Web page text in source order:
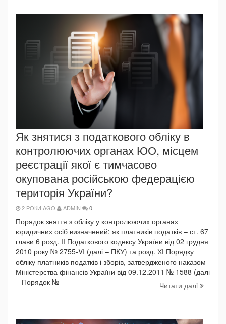
Як знятися з податкового обліку в
контролюючих органах ЮО, місцем
реєстрації якої є тимчасово
окупована російською федерацією
територія України?
2 РОКИ AGO ADMIN 0
Порядок зняття з обліку у контролюючих органах
юридичних осіб визначений: як платників податків – ст. 67
глави 6 розд. ІІ Податкового кодексу України від 02 грудня
2010 року № 2755-VI (далі – ПКУ) та розд. ХІ Порядку
обліку платників податків і зборів, затвердженого наказом
Міністерства фінансів України від 09.12.2011 № 1588 (далі
– Порядок №
Читати далi